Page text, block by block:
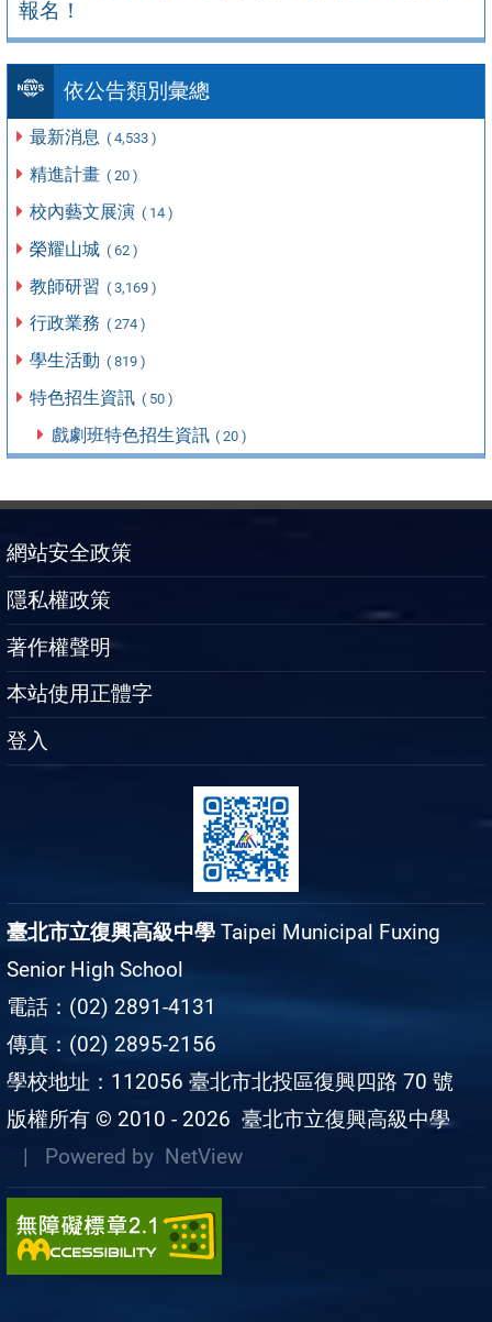
報名！
依公告類別彙總
最新消息 ( 4,533 )
精進計畫 ( 20 )
校內藝文展演 ( 14 )
榮耀山城 ( 62 )
教師研習 ( 3,169 )
行政業務 ( 274 )
學生活動 ( 819 )
特色招生資訊 ( 50 )
戲劇班特色招生資訊 ( 20 )
網站安全政策
隱私權政策
著作權聲明
本站使用正體字
登入
臺北市立復興高級中學 Taipei Municipal Fuxing
Senior High School
電話：(02) 2891-4131
傳真：(02) 2895-2156
學校地址：112056 臺北市北投區復興四路 70 號
版權所有 © 2010 - 2026 臺北市立復興高級中學
| Powered by NetView